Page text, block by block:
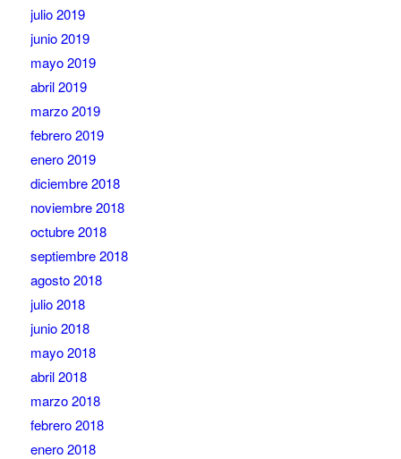
julio 2019
junio 2019
mayo 2019
abril 2019
marzo 2019
febrero 2019
enero 2019
diciembre 2018
noviembre 2018
octubre 2018
septiembre 2018
agosto 2018
julio 2018
junio 2018
mayo 2018
abril 2018
marzo 2018
febrero 2018
enero 2018